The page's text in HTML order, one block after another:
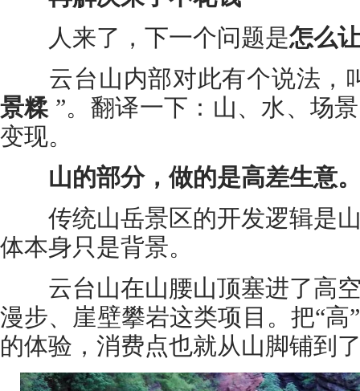
人来了，下一个问题是怎么
云台山内部对此有个说法，
景糅 ”。翻译一下：山、水、场
变现。
山的部分，做的是高差生意
传统山岳景区的开发逻辑是山
体本身只是背景。
云台山在山腰山顶塞进了高空
漫步、崖壁攀岩这类项目。把“
的体验，消费点也就从山脚铺到